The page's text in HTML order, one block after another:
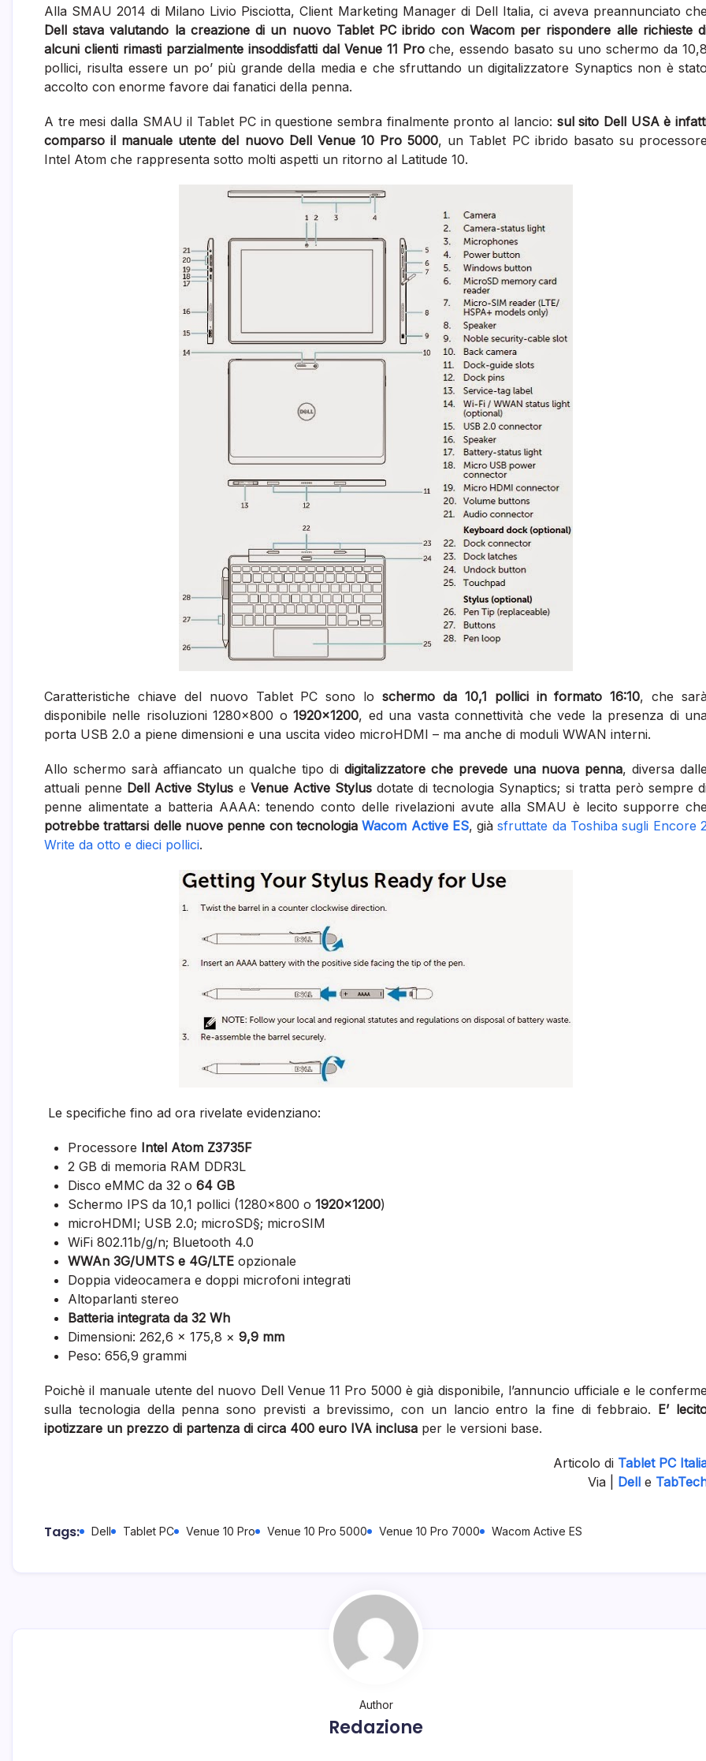
Alla SMAU 2014 di Milano Livio Pisciotta, ‎Client Marketing Manager di Dell Italia, ci aveva preannunciato
Dell stava valutando la creazione di un nuovo Tablet PC ibrido con Wacom per rispondere alle richieste
alcuni clienti rimasti parzialmente insoddisfatti dal Venue 11 Proche, essendo basato su uno schermo da
pollici, risulta essere un po’ più grande della media e che sfruttando un digitalizzatore Synaptics non è
accolto con enorme favore dai fanatici della penna.
A tre mesi dalla SMAU il Tablet PC in questione sembra finalmente pronto al lancio: sul sito Dell USA è
comparso il manuale utente del nuovo Dell Venue 10 Pro 5000, un Tablet PC ibrido basato su
Intel Atom che rappresenta sotto molti aspetti un ritorno al Latitude 10.
Caratteristiche chiave del nuovo Tablet PC sono lo schermo da 10,1 pollici in formato 16:10, che
disponibile nelle risoluzioni 1280×800 o1920×1200, ed una vasta connettività che vede la presenza di
porta USB 2.0 a piene dimensioni e una uscita video microHDMI – ma anche di moduli WWAN interni.
Allo schermo sarà affiancato un qualche tipo di digitalizzatore che prevede una nuova penna, diversa
attuali penne Dell Active Stylus e Venue Active Stylus dotate di tecnologia Synaptics; si tratta però sempre
penne alimentate a batteria AAAA: tenendo conto delle rivelazioni avute alla SMAU è lecito supporre
potrebbe trattarsi delle nuove penne con tecnologiaWacom Active ES, giàsfruttate da Toshiba sugli Encore
Write da otto e dieci pollici.
Le specifiche fino ad ora rivelate evidenziano:
Processore Intel Atom Z3735F
2 GB di memoria RAM DDR3L
Disco eMMC da 32 o 64 GB
Schermo IPS da 10,1 pollici (1280×800 o 1920×1200)
microHDMI; USB 2.0; microSD§; microSIM
WiFi 802.11b/g/n; Bluetooth 4.0
WWAn 3G/UMTS e 4G/LTE opzionale
Doppia videocamera e doppi microfoni integrati
Altoparlanti stereo
Batteria integrata da 32 Wh
Dimensioni: 262,6 × 175,8 × 9,9 mm
Peso: 656,9 grammi
Poichè il manuale utente del nuovo Dell Venue 11 Pro 5000 è già disponibile, l’annuncio ufficiale e le
sulla tecnologia della penna sono previsti a brevissimo, con un lancio entro la fine di febbraio. E’
ipotizzare un prezzo di partenza di circa 400 euro IVA inclusa per le versioni base.
Articolo di Tablet PC
Via | Dell e
Tags: Dell Tablet PC Venue 10 Pro Venue 10 Pro 5000 Venue 10 Pro 7000 Wacom Active ES
Author
Redazione